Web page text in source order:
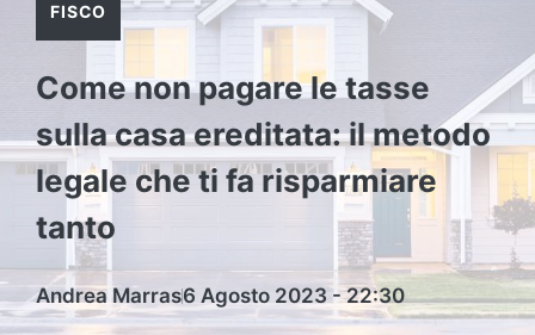
FISCO
Come non pagare le tasse
sulla casa ereditata: il metodo
legale che ti fa risparmiare
tanto
Andrea Marras6 Agosto 2023 - 22:30